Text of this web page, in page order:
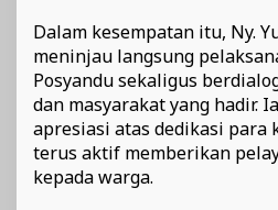
Dalam kesempatan itu, Ny.
meninjau langsung
Posyandu sekaligus
dan masyarakat yang hadir.
apresiasi atas dedikasi para
terus aktif memberikan
kepada warga.